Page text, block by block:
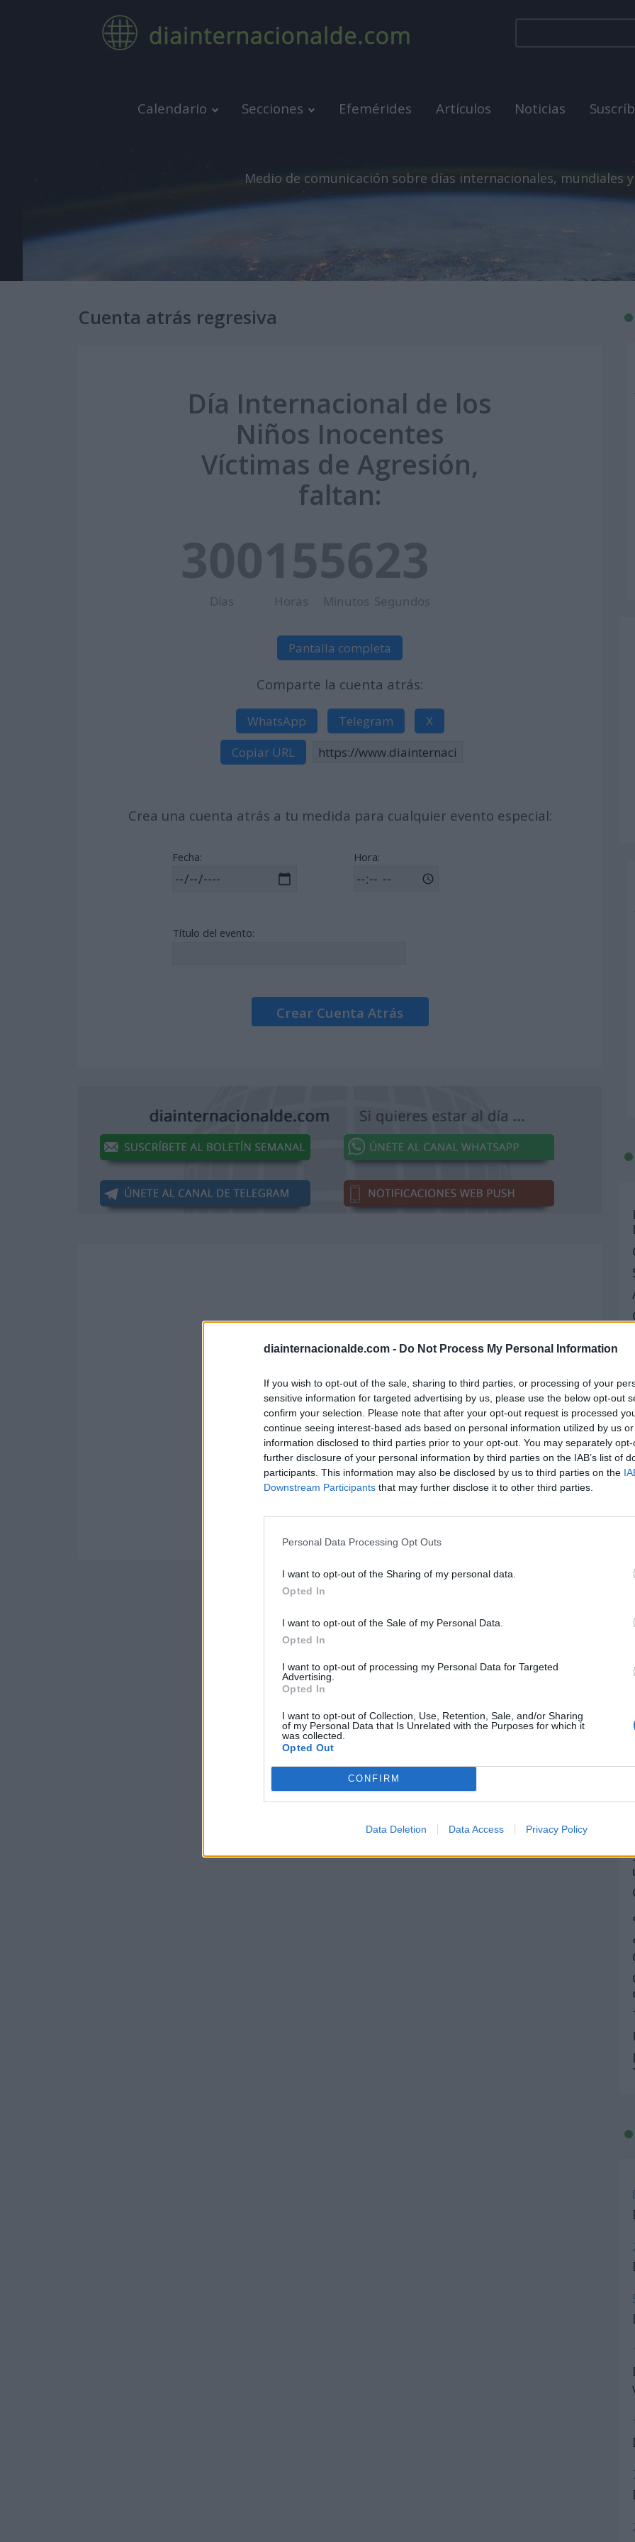
diainternacionalde.com - Do Not Process My Personal Information
If you wish to opt-out of the sale, sharing to third parties, or processing of your
sensitive information for targeted advertising by us, please use the below opt-out
confirm your selection. Please note that after your opt-out request is processed
continue seeing interest-based ads based on personal information utilized by us
information disclosed to third parties prior to your opt-out. You may separately
further disclosure of your personal information by third parties on the IAB’s list of
participants. This information may also be disclosed by us to third parties on the
Downstream Participants that may further disclose it to other third parties.
Personal Data Processing Opt Outs
I want to opt-out of the Sharing of my personal data.
Opted In
I want to opt-out of the Sale of my Personal Data.
Opted In
I want to opt-out of processing my Personal Data for Targeted
Advertising.
Opted In
I want to opt-out of Collection, Use, Retention, Sale, and/or Sharing
of my Personal Data that Is Unrelated with the Purposes for which it
was collected.
Opted Out
CONFIRM
Data Deletion Data Access Privacy Policy
Calendario Secciones Efemérides Artículos Noticias
Medio de comunicación sobre días internacionales, mundiales
Cuenta atrás regresiva
Día Internacional de los
Niños Inocentes
Víctimas de Agresión,
faltan:
300
Días
15
Horas
56
Minutos
22
Segundos
Pantalla completa
Comparte la cuenta atrás:
WhatsApp Telegram
X
Copiar URL
Crea una cuenta atrás a tu medida para cualquier evento especial:
Fecha: Hora:
Título del evento:
Crear Cuenta Atrás